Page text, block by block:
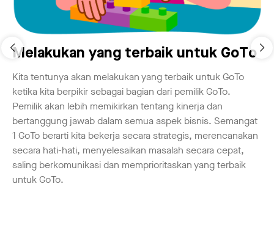
Melakukan yang terbaik untuk GoTo
Kita tentunya akan melakukan yang terbaik untuk GoTo
ketika kita berpikir sebagai bagian dari pemilik GoTo.
Pemilik akan lebih memikirkan tentang kinerja dan
bertanggung jawab dalam semua aspek bisnis. Semangat
1 GoTo berarti kita bekerja secara strategis, merencanakan
secara hati-hati, menyelesaikan masalah secara cepat,
saling berkomunikasi dan memprioritaskan yang terbaik
untuk GoTo.